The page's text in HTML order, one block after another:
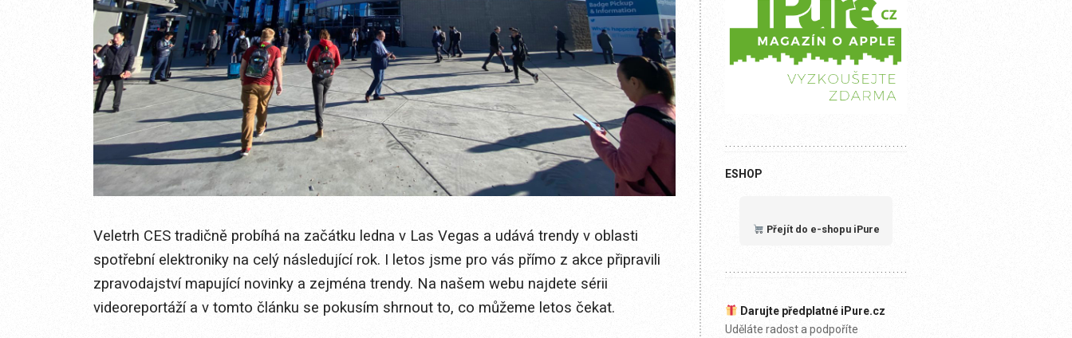
Veletrh CES tradičně probíhá na začátku ledna v Las Vegas a udává trendy v oblasti
spotřební elektroniky na celý následující rok. I letos jsme pro vás přímo z akce připravili
zpravodajství mapující novinky a zejména trendy. Na našem webu najdete sérii
videoreportáží a v tomto článku se pokusím shrnout to, co můžeme letos čekat.
ESHOP
Přejít do e-shopu iPure
Darujte předplatné iPure.cz
Uděláte radost a podpoříte